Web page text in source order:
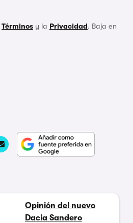
Términos y la Privacidad. Baja en
Opinión del nuevo
Dacia Sandero